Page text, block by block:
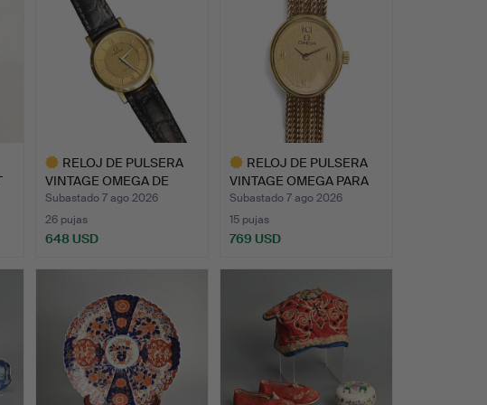
RELOJ DE PULSERA
VINTAGE OMEGA DE
VILLE DE…
Subastado 7 ago 2026
26 pujas
648 USD
RELOJ DE PULSERA
VINTAGE OMEGA PARA
DAMA E…
Subastado 7 ago 2026
15 pujas
769 USD